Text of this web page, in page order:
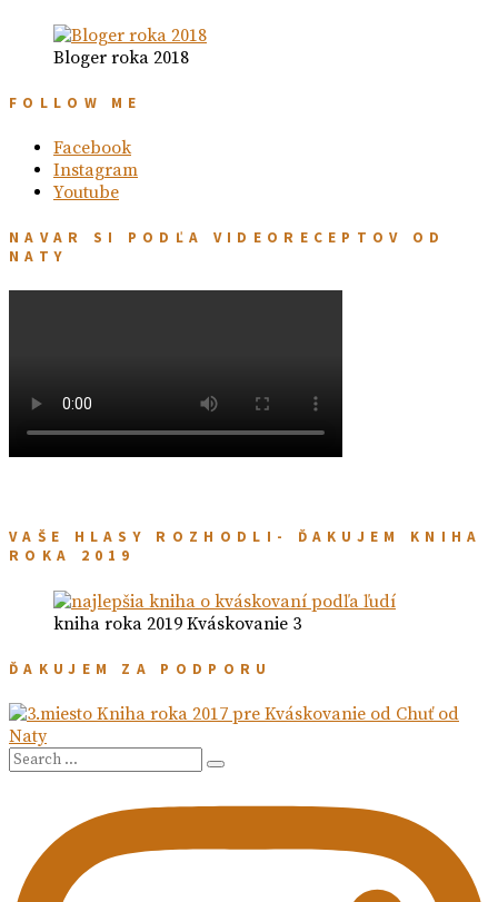
Bloger roka 2018
FOLLOW ME
Facebook
Instagram
Youtube
NAVAR SI PODĽA VIDEORECEPTOV OD
NATY
VAŠE HLASY ROZHODLI- ĎAKUJEM KNIHA
ROKA 2019
kniha roka 2019 Kváskovanie 3
ĎAKUJEM ZA PODPORU
Search
for:
Search